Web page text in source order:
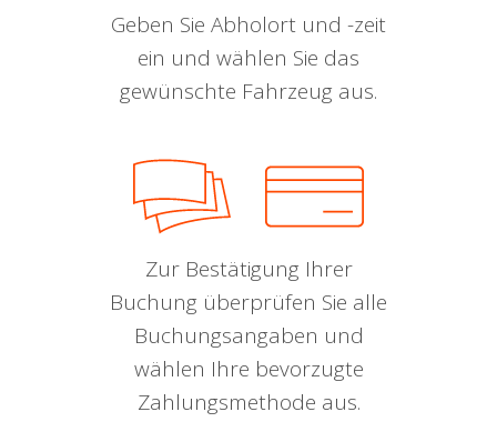
Geben Sie Abholort und -zeit
ein und wählen Sie das
gewünschte Fahrzeug aus.
Zur Bestätigung Ihrer
Buchung überprüfen Sie alle
Buchungsangaben und
wählen Ihre bevorzugte
Zahlungsmethode aus.